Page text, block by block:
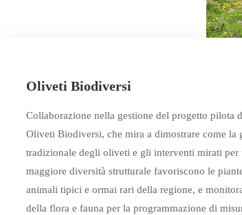
1
Oliveti Biodiversi
Collaborazione nella gestione del progetto pilota
Oliveti Biodiversi, che mira a dimostrare come la
tradizionale degli oliveti e gli interventi mirati per
maggiore diversità strutturale favoriscono le
animali tipici e ormai rari della regione, e
della flora e fauna per la programmazione di